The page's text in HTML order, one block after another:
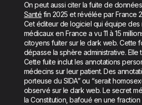
On peut aussi citer la fuite de
Santé fin 2025 et révélée par France
Cet éditeur de logiciel qui équipe des
médicaux en France a vu 11 à 15
citoyens fuiter sur le dark web. Cette
dépasse la sphère administrative. Elle
Cette fuite inclut les annotations
médecins sur leur patient. Des
porteuse du SIDA” ou “serait
observé sur le dark web. Le secret
la Constitution, bafoué en une